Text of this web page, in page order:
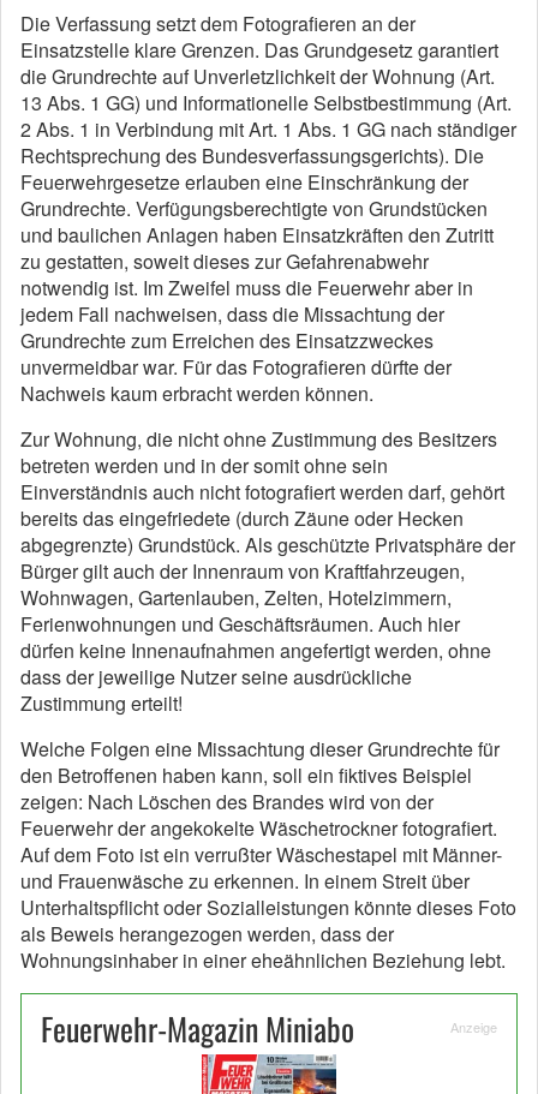
Die Verfassung setzt dem Fotografieren an der
Einsatzstelle klare Grenzen. Das Grundgesetz garantiert
die Grundrechte auf Unverletzlichkeit der Wohnung (Art.
13 Abs. 1 GG) und Informationelle Selbstbestimmung (Art.
2 Abs. 1 in Verbindung mit Art. 1 Abs. 1 GG nach ständiger
Rechtsprechung des Bundesverfassungsgerichts). Die
Feuerwehrgesetze erlauben eine Einschränkung der
Grundrechte. Verfügungsberechtigte von Grundstücken
und baulichen Anlagen haben Einsatzkräften den Zutritt
zu gestatten, soweit dieses zur Gefahrenabwehr
notwendig ist. Im Zweifel muss die Feuerwehr aber in
jedem Fall nachweisen, dass die Missachtung der
Grundrechte zum Erreichen des Einsatzzweckes
unvermeidbar war. Für das Fotografieren dürfte der
Nachweis kaum erbracht werden können.
Zur Wohnung, die nicht ohne Zustimmung des Besitzers
betreten werden und in der somit ohne sein
Einverständnis auch nicht fotografiert werden darf, gehört
bereits das eingefriedete (durch Zäune oder Hecken
abgegrenzte) Grundstück. Als geschützte Privatsphäre der
Bürger gilt auch der Innenraum von Kraftfahrzeugen,
Wohnwagen, Gartenlauben, Zelten, Hotelzimmern,
Ferienwohnungen und Geschäftsräumen. Auch hier
dürfen keine Innenaufnahmen angefertigt werden, ohne
dass der jeweilige Nutzer seine ausdrückliche
Zustimmung erteilt!
Welche Folgen eine Missachtung dieser Grundrechte für
den Betroffenen haben kann, soll ein fiktives Beispiel
zeigen: Nach Löschen des Brandes wird von der
Feuerwehr der angekokelte Wäschetrockner fotografiert.
Auf dem Foto ist ein verrußter Wäschestapel mit Männer-
und Frauenwäsche zu erkennen. In einem Streit über
Unterhaltspflicht oder Sozialleistungen könnte dieses Foto
als Beweis herangezogen werden, dass der
Wohnungsinhaber in einer eheähnlichen Beziehung lebt.
Feuerwehr-Magazin Miniabo Anzeige